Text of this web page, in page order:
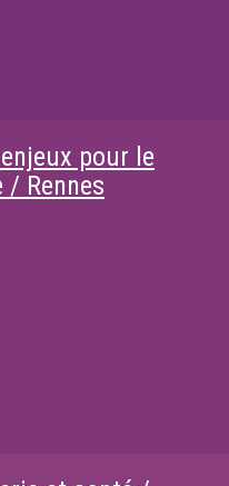
pour le
Rennes